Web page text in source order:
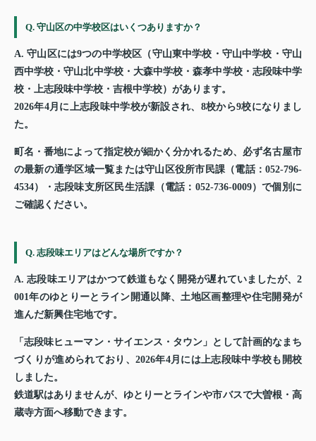
Q. 守山区の中学校区はいくつありますか？
A. 守山区には9つの中学校区（守山東中学校・守山中学校・守山
西中学校・守山北中学校・大森中学校・森孝中学校・志段味中学
校・上志段味中学校・吉根中学校）があります。
2026年4月に上志段味中学校が新設され、8校から9校になりまし
た。
町名・番地によって指定校が細かく分かれるため、必ず名古屋市
の最新の通学区域一覧または守山区役所市民課（電話：052-796-
4534）・志段味支所区民生活課（電話：052-736-0009）で個別に
ご確認ください。
Q. 志段味エリアはどんな場所ですか？
A. 志段味エリアはかつて鉄道もなく開発が遅れていましたが、2
001年のゆとりーとライン開通以降、土地区画整理や住宅開発が
進んだ新興住宅地です。
「志段味ヒューマン・サイエンス・タウン」として計画的なまち
づくりが進められており、2026年4月には上志段味中学校も開校
しました。
鉄道駅はありませんが、ゆとりーとラインや市バスで大曽根・高
蔵寺方面へ移動できます。